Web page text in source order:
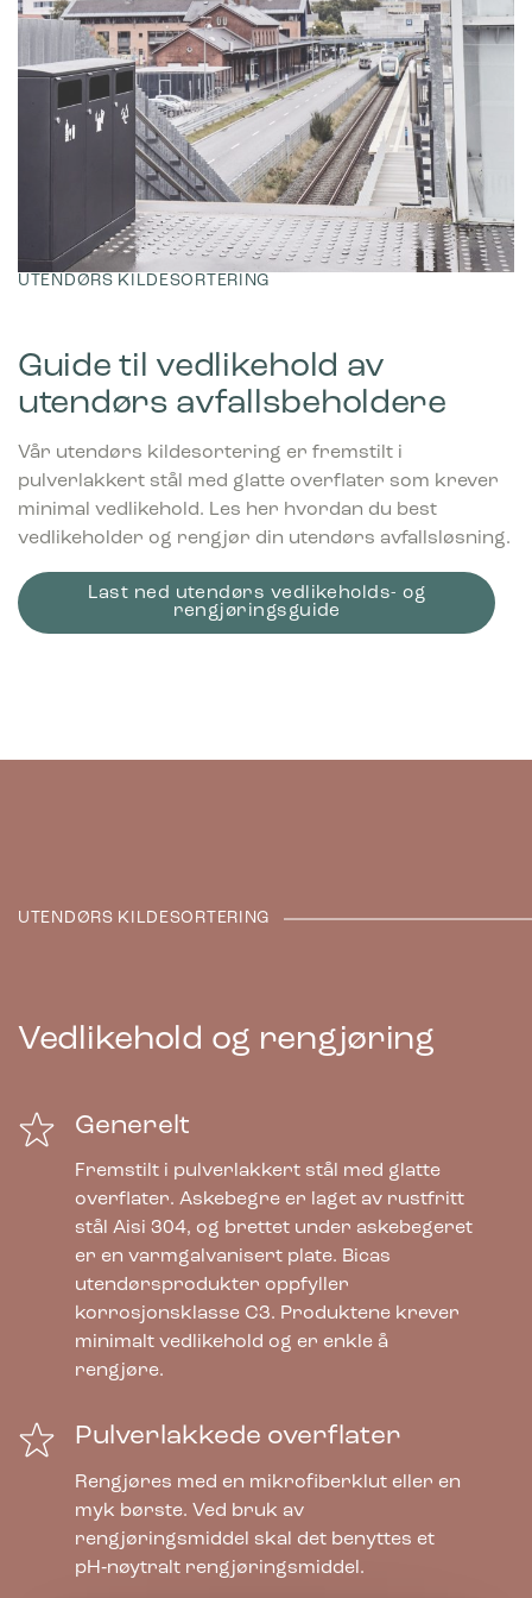
UTENDØRS KILDESORTERING
Guide til vedlikehold av
utendørs avfallsbeholdere
Vår utendørs kildesortering er fremstilt i
pulverlakkert stål med glatte overflater som krever
minimal vedlikehold. Les her hvordan du best
vedlikeholder og rengjør din utendørs avfallsløsning.
Last ned utendørs vedlikeholds- og
rengjøringsguide
UTENDØRS KILDESORTERING
Vedlikehold og rengjøring
Generelt
Fremstilt i pulverlakkert stål med glatte
overflater. Askebegre er laget av rustfritt
stål Aisi 304, og brettet under askebegeret
er en varmgalvanisert plate. Bicas
utendørsprodukter oppfyller
korrosjonsklasse C3. Produktene krever
minimalt vedlikehold og er enkle å
rengjøre.
Pulverlakkede overflater
Rengjøres med en mikrofiberklut eller en
myk børste. Ved bruk av
rengjøringsmiddel skal det benyttes et
pH‑nøytralt rengjøringsmiddel.